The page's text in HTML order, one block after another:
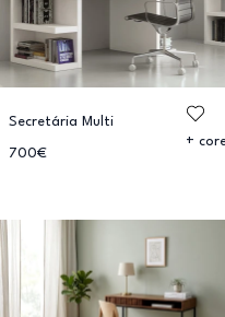
Secretária Multi
700€
+